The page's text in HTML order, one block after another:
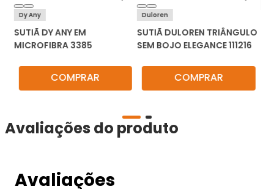
Dy Any
SUTIÃ DY ANY EM
MICROFIBRA 3385
COMPRAR
Duloren
SUTIÃ DULOREN TRIÂNGULO
SEM BOJO ELEGANCE 111216
COMPRAR
Avaliações do produto
Avaliações